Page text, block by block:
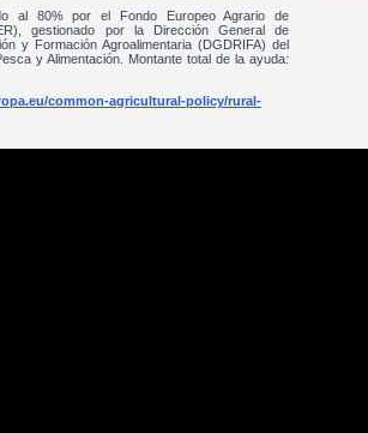
al 80% por el Fondo Europeo Agrario de
gestionado por la Dirección General de
y Formación Agroalimentaria (DGDRIFA) del
y Alimentación. Montante total de la ayuda:
common-agricultural-policy/rural-